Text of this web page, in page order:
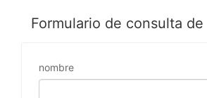
Formulario de consulta
nombre